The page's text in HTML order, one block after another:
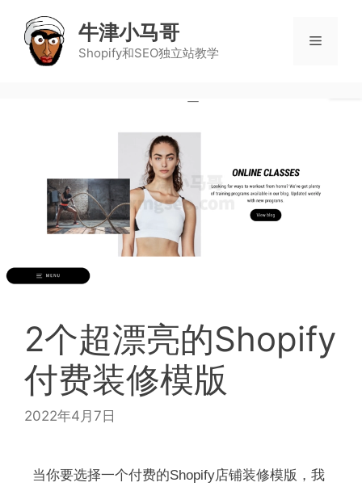
牛津小马哥
Shopify和SEO独立站教学
2个超漂亮的Shopify
付费装修模版
2022年4月7日
当你要选择一个付费的Shopify店铺装修模版，我